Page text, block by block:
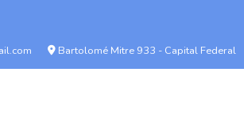
Bartolomé Mitre 933 - Capital Federal